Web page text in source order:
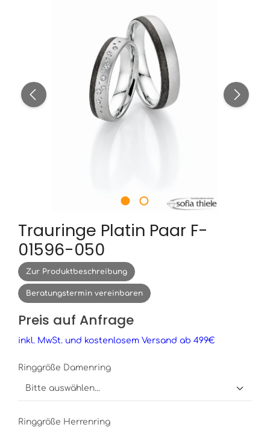
Trauringe Platin Paar F-
01596-050
Zur Produktbeschreibung
Beratungstermin vereinbaren
Preis auf Anfrage
inkl. MwSt. und kostenlosem Versand ab 499€
Ringgröße Damenring
Ringgröße Herrenring